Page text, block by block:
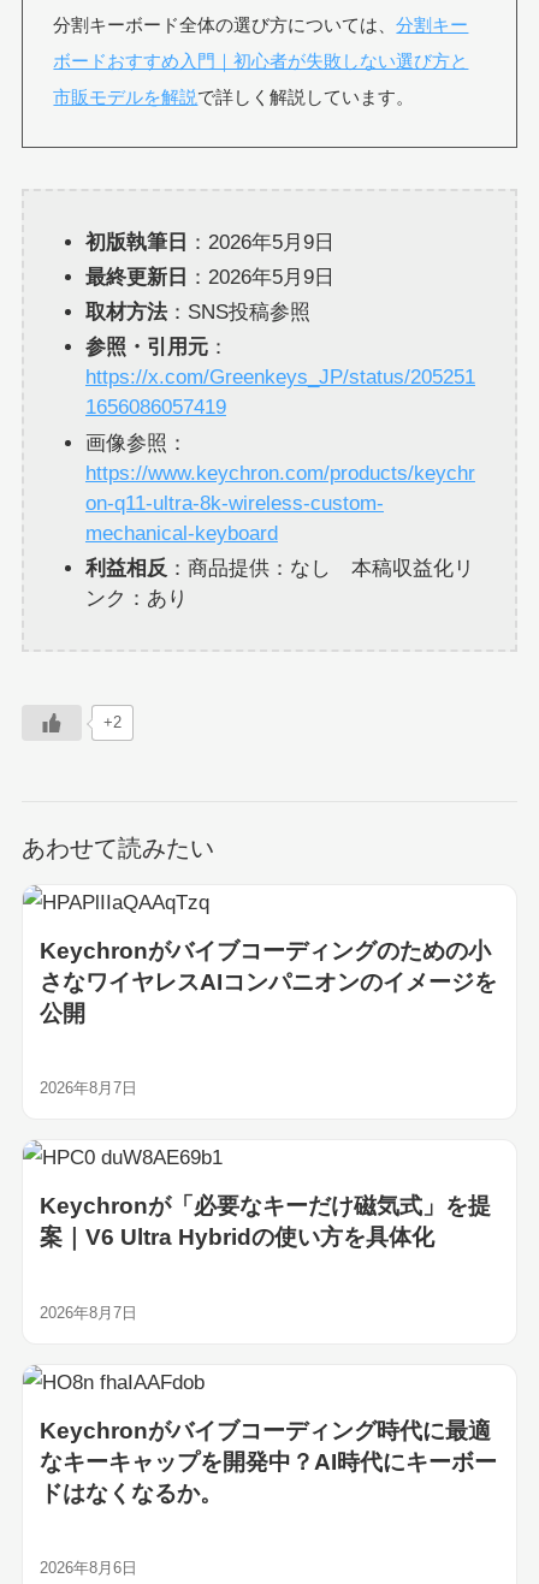
分割キーボード全体の選び方については、分割キー
ボードおすすめ入門｜初心者が失敗しない選び方と
市販モデルを解説で詳しく解説しています。
初版執筆日 ：2026年5月9日
最終更新日 ：2026年5月9日
取材方法：SNS投稿参照
参照・引用元：
https://x.com/Greenkeys_JP/status/205251
1656086057419
画像参照：
https://www.keychron.com/products/keychr
on-q11-ultra-8k-wireless-custom-
mechanical-keyboard
利益相反 ：商品提供：なし 本稿収益化リ
ンク：あり
+2
あわせて読みたい
Keychronがバイブコーディングのための小
さなワイヤレスAIコンパニオンのイメージを
公開
2026年8月7日
Keychronが「必要なキーだけ磁気式」を提
案｜V6 Ultra Hybridの使い方を具体化
2026年8月7日
Keychronがバイブコーディング時代に最適
なキーキャップを開発中？AI時代にキーボー
ドはなくなるか。
2026年8月6日